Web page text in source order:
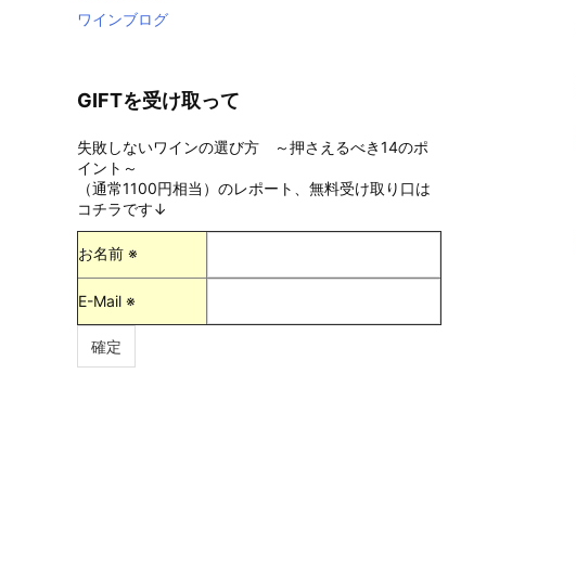
ワインブログ
GIFTを受け取って
失敗しないワインの選び方 ～押さえるべき14のポ
イント～
（通常1100円相当）のレポート、無料受け取り口は
コチラです↓
お名前 ※
E-Mail ※